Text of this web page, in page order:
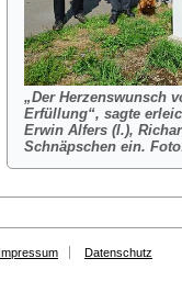
„Der Herzenswunsch
Erfüllung“, sagte
Erwin Alfers (l.),
Schnäpschen ein.
Impressum Datenschutz